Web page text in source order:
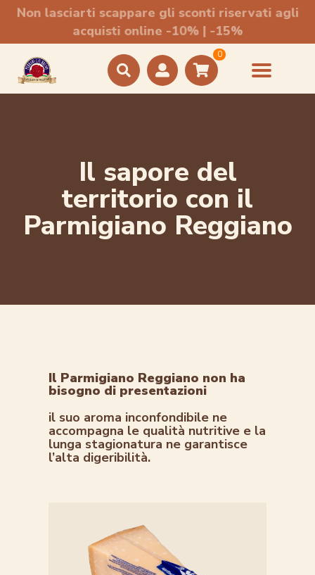
Non lasciarti scappare gli sconti riservati agli
acquisti online -10% | -15%
0
Il sapore del
territorio con il
Parmigiano Reggiano
Il Parmigiano Reggiano non ha
bisogno di presentazioni
il suo aroma inconfondibile ne
accompagna le qualità nutritive e la
lunga stagionatura ne garantisce
l’alta digeribilità.